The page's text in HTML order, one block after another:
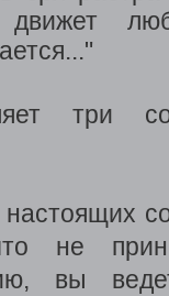
три
не
вы